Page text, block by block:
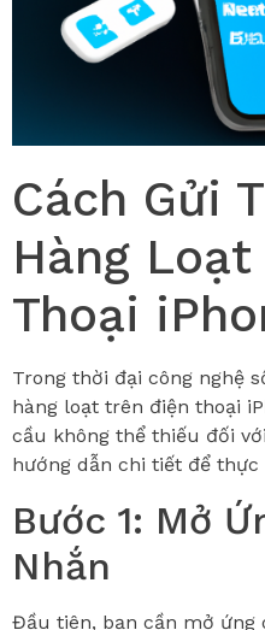
Cách Gửi
Hàng
Thoại
Trong thời đại công nghệ
hàng loạt trên điện thoại
cầu không thể thiếu đối
hướng dẫn chi tiết để thực
Bước 1: Mở
Nhắn
Đầu tiên, bạn cần mở ứng